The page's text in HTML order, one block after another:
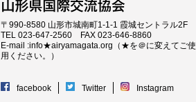
〒990-8580 山形市城南町1-1-1 霞城セントラル2F
TEL 023-647-2560 FAX 023-646-8860
E-mail :info★airyamagata.org（★を＠に変えてご使
用ください。）
facebook Twitter Instagram